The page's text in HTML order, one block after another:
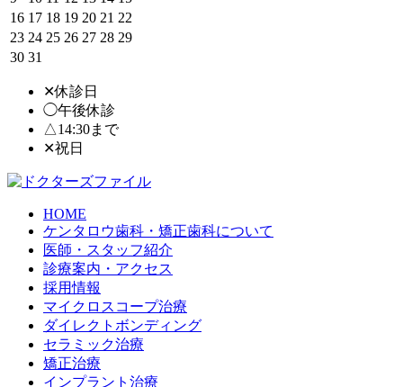
16 17 18 19 20 21 22
23 24 25 26 27 28 29
30 31
✕休診日
◯午後休診
△14:30まで
✕祝日
HOME
ケンタロウ歯科・矯正歯科について
医師・スタッフ紹介
診療案内・アクセス
採用情報
マイクロスコープ治療
ダイレクトボンディング
セラミック治療
矯正治療
インプラント治療